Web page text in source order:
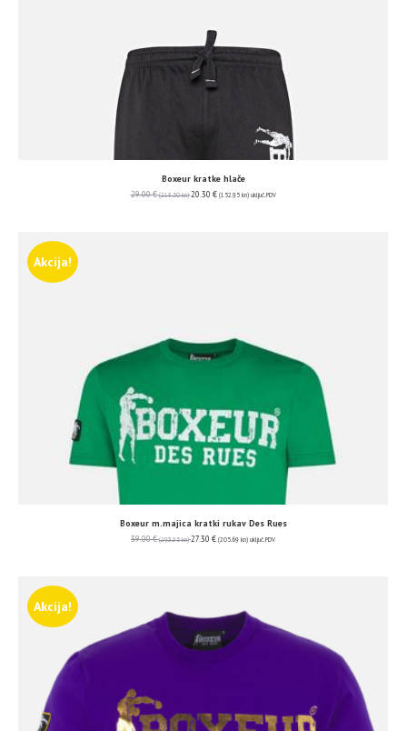
Boxeur kratke hlače
29.00€ (218.50 kn) 20.30 € (152.95 kn) uključ. PDV
Akcija!
Boxeur m.majica kratki rukav Des Rues
39.00€ (293.85 kn) 27.30 € (205.69 kn) uključ. PDV
Akcija!